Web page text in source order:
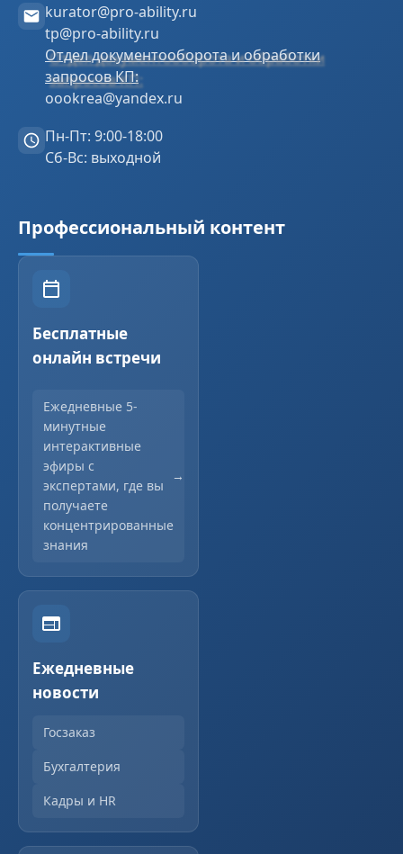
Анкета слушателя
kurator@pro-ability.ru
tp@pro-ability.ru
Отдел документооборота и обработки
запросов КП:
oookrea@yandex.ru
Пн-Пт: 9:00-18:00
Сб-Вс: выходной
Профессиональный контент
Бесплатные
онлайн встречи
Ежедневные 5-
минутные
интерактивные
эфиры с
экспертами, где вы
получаете
концентрированные
знания
Ежедневные
новости
Госзаказ
Бухгалтерия
Кадры и HR